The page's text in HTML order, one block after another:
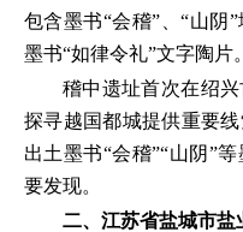
包含墨书“会稽”、“山阴
墨书“如律令礼”文字陶片。
稽中遗址首次在绍
探寻越国都城提供重要
出土墨书“会稽”“山阴”
要发现。
二、江苏省盐城市盐